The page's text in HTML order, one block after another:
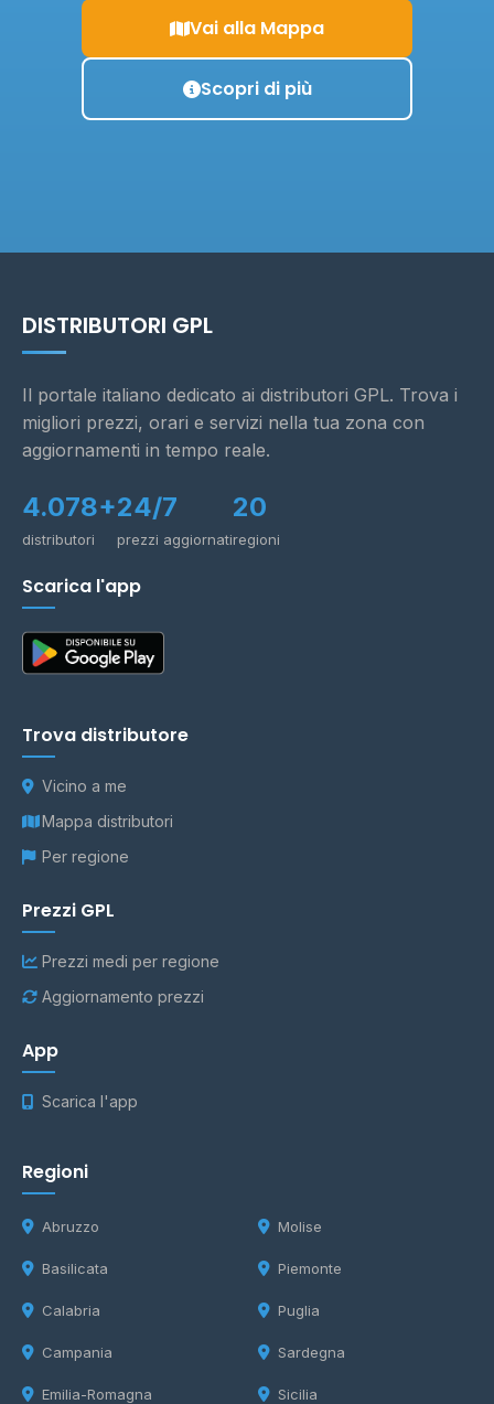
Vai alla Mappa
Scopri di più
DISTRIBUTORI GPL
Il portale italiano dedicato ai distributori GPL. Trova i
migliori prezzi, orari e servizi nella tua zona con
aggiornamenti in tempo reale.
4.078+
distributori
24/7
prezzi aggiornati
20
regioni
Scarica l'app
Trova distributore
Vicino a me
Mappa distributori
Per regione
Prezzi GPL
Prezzi medi per regione
Aggiornamento prezzi
App
Scarica l'app
Regioni
Abruzzo
Basilicata
Calabria
Campania
Emilia-Romagna
Molise
Piemonte
Puglia
Sardegna
Sicilia